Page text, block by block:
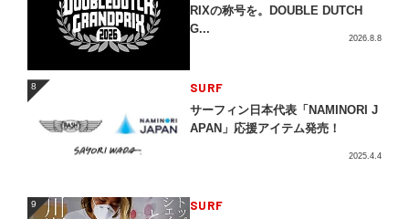
RIXの称号を。DOUBLE DUTCH
G...
2026.8.8
8 SURF
サーフィン日本代表「NAMINORI J
APAN」応援アイテム発売！
2025.4.4
9 SURF